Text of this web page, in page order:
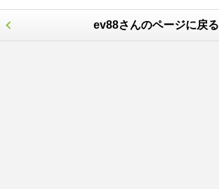
ev88さんのページに戻る